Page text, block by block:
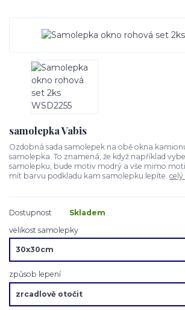
samolepka Vabis
Ozdobná sada samolepek na obě okna
samolepka. To znamená, že když například
samolepku, bude motiv modrý a vše mimo
mít barvu podkladu kam samolepku lepíte.
Dostupnost
Skladem
velikost samolepky
způsob lepení